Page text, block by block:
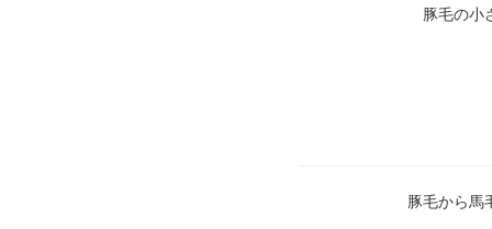
豚毛の小
豚毛から馬